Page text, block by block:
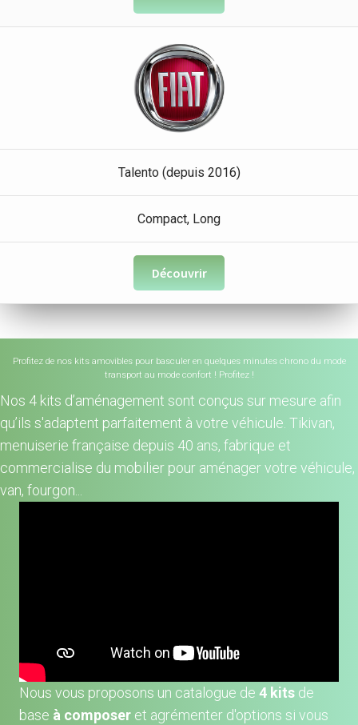
Talento (depuis 2016)
Compact, Long
Découvrir
Profitez de nos kits amovibles pour basculer en quelques minutes chrono du mode
transport au mode confort ! Profitez !
Nos 4 kits d’aménagement sont conçus sur mesure afin
qu’ils s'adaptent parfaitement à votre véhicule. Tikivan,
menuiserie française depuis 40 ans, fabrique et
commercialise du mobilier pour aménager votre véhicule,
van, fourgon...
Nous vous proposons un catalogue de 4 kits de
base à composer et agrémenter d'options si vous